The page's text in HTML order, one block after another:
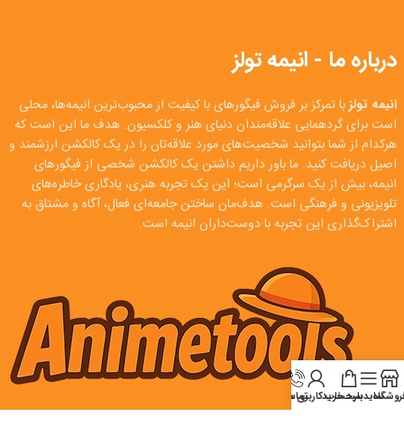
درباره ما - انیمه تولز
انیمه تولزبا تمرکز بر فروش فیگورهای با کیفیت از محبوب‌ترین انیمه‌ها، محلی
است برای گردهمایی علاقه‌مندان دنیای هنر و کلکسیون. هدف ما این است که
هرکدام از شما بتوانید شخصیت‌های مورد علاقه‌تان را در یک کالکشن ارزشمند و
اصیل دریافت کنید. ما باور داریم داشتن یک کالکشن شخصی از فیگورهای
انیمه، بیش از یک سرگرمی است؛ این یک تجربه هنری، یادگاری خاطره‌های
تلویزیونی و فرهنگی است. هدف‌مان ساختن جامعه‌ای فعال، آگاه و مشتاق به
اشتراک‌گذاری این تجربه با دوست‌داران انیمه است.
سایدبارسبد خرید
حساب کاربری من
تماس